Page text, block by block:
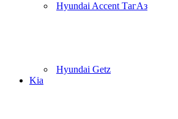
Hyundai Accent ТагАз
Hyundai Getz
Kia